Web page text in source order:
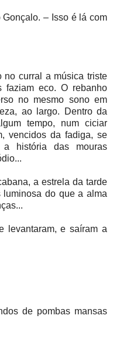
– Isso é lá com
no curral a música triste
faziam eco. O rebanho
no mesmo sono em
ao largo. Dentro da
tempo, num ciciar
vencidos da fadiga, se
a história das mouras
a estrela da tarde
do que a alma
levantaram, e saíram a
de pombas mansas